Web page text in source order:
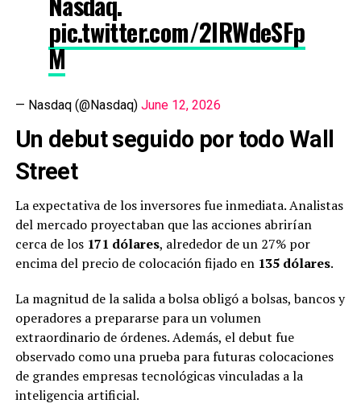
pic.twitter.com/2IRWdeSFp
M
— Nasdaq (@Nasdaq) June 12, 2026
Un debut seguido por todo Wall
Street
La expectativa de los inversores fue inmediata. Analistas
del mercado proyectaban que las acciones abrirían
cerca de los 171 dólares, alrededor de un 27% por
encima del precio de colocación fijado en 135 dólares.
La magnitud de la salida a bolsa obligó a bolsas, bancos y
operadores a prepararse para un volumen
extraordinario de órdenes. Además, el debut fue
observado como una prueba para futuras colocaciones
de grandes empresas tecnológicas vinculadas a la
inteligencia artificial.